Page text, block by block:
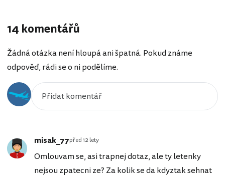
14 komentářů
Žádná otázka není hloupá ani špatná. Pokud známe
odpověď, rádi se o ni podělíme.
misak_77před 12 lety
Omlouvam se, asi trapnej dotaz, ale ty letenky
nejsou zpatecni ze? Za kolik se da kdyztak sehnat